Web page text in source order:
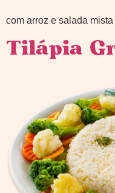
com arroz e salada mista
Tilápia